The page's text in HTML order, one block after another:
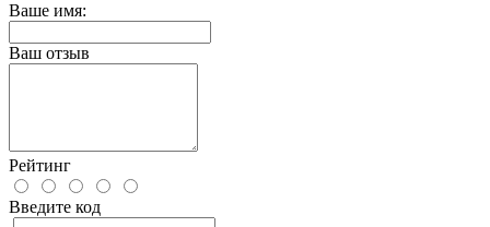
Ваше имя:
Ваш отзыв
Рейтинг
Введите код